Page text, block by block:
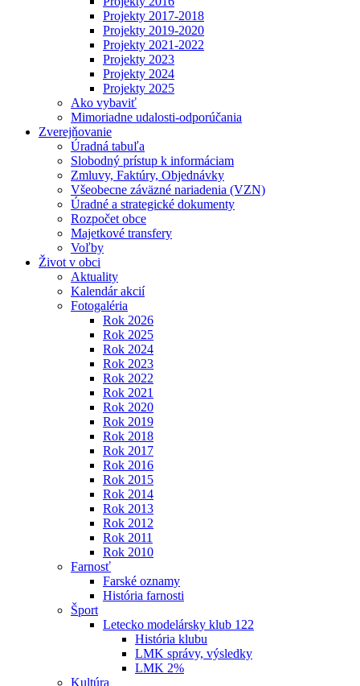
Projekty 2017-2018
Projekty 2019-2020
Projekty 2021-2022
Projekty 2023
Projekty 2024
Projekty 2025
Ako vybaviť
Mimoriadne udalosti-odporúčania
Zverejňovanie
Úradná tabuľa
Slobodný prístup k informáciam
Zmluvy, Faktúry, Objednávky
Všeobecne záväzné nariadenia (VZN)
Úradné a strategické dokumenty
Rozpočet obce
Majetkové transfery
Voľby
Život v obci
Aktuality
Kalendár akcií
Fotogaléria
Rok 2026
Rok 2025
Rok 2024
Rok 2023
Rok 2022
Rok 2021
Rok 2020
Rok 2019
Rok 2018
Rok 2017
Rok 2016
Rok 2015
Rok 2014
Rok 2013
Rok 2012
Rok 2011
Rok 2010
Farnosť
Farské oznamy
História farnosti
Šport
Letecko modelársky klub 122
História klubu
LMK správy, výsledky
LMK 2%
Kultúra